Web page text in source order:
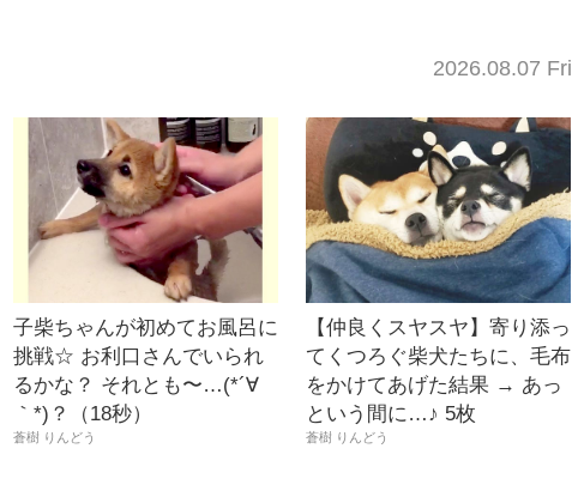
2026.08.07 Fri
子柴ちゃんが初めてお風呂に
挑戦☆ お利口さんでいられ
るかな？ それとも〜…(*´∀
｀*)？（18秒）
蒼樹 りんどう
【仲良くスヤスヤ】寄り添っ
てくつろぐ柴犬たちに、毛布
をかけてあげた結果 → あっ
という間に…♪ 5枚
蒼樹 りんどう